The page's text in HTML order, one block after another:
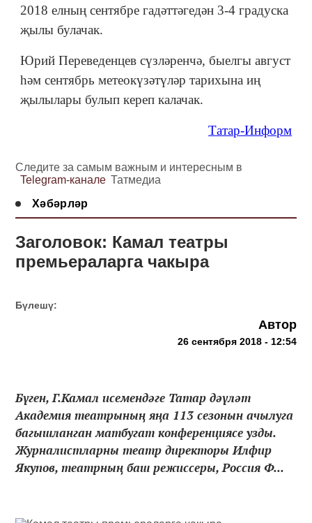
2018 елның сентябре гадәттәгедән 3-4 градуска
җылы булачак.
Юрий Переведенцев сүзләренчә, быелгы август
һәм сентябрь метеокүзәтүләр тарихына иң
җылылары булып кереп калачак.
Татар-Информ
Следите за самым важным и интересным в
Telegram-канале Татмедиа
Хәбәрләр
Заголовок: Камал театры
премьераларга чакыра
Бүлешү:
Автор
26 сентября 2018 - 12:54
Бүген, Г.Камал исемендәге Татар дәүләт
Академия театрының яңа 113 сезонын ачылуга
багышланган матбугат конференциясе узды.
Журналистларны театр директоры Илфир
Якупов, театрның баш режиссеры, Россия Ф...